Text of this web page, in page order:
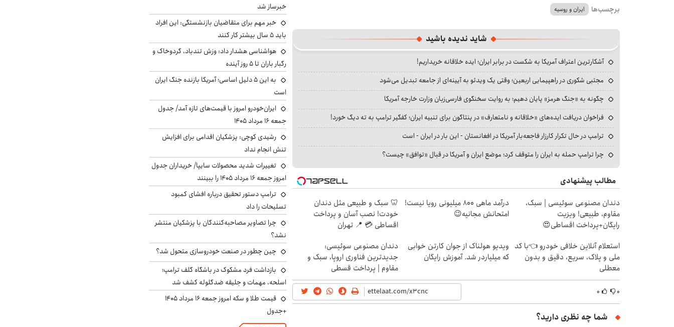
برچسب‌ها ایران و روسیه
شاید ندیده باشید
آشکارترین اعتراف آمریکا به شکست در برابر ایران؛ ایده خلاقانه خریداریم!
مجتبی شکوری در راهپیمایی اربعین؛ وقتی یک ویدئو به آیینه‌ای از جامعه تبدیل می‌شود
چگونه به «جنگ هرمز» پایان دهیم؛ به روایت سخنگوی فارسی‌زبان وزارت خارجه آمریکا
فراخوان دریافت ایده‌های «خلاقانه و نامتعارف» در پنتاگون برای تنبیه ایران؛ کفگیر ترامپ به ته دیگ خورد!
ترامپ در حال تکرار کارزار فاجعه‌بار آمریکا در افغانستان - این بار در ایران - است
چرا ترامپ حمله به ایران را متوقف کرد؛ موضع ایران و آمریکا در قبال «توافق» چیست؟
مطالب پیشنهادی
دندان مصنوعی سوئیسی | سبک،
مقاوم، طبیعی! ویزیت
رایگان+پرداخت اقساطی😍
درآمد ماهی 800 میلیونی رویا نیست!
امتحانش مجانیه😉
🦷 سبک و طبیعی مثل دندان
خودت! نصب آسان و پرداخت
اقساطی 💳 📍 تهران
استعلام آنلاین خلافی خودرو 👈با کد
ملی و پلاک، سریع، دقیق و بدون
معطلی
ویدیو هولناک از جوان کارتن خوابی
که میلیاردر شد. آموزش رایگان
دندان مصنوعی سوئیسی:
جدیدترین فناوری اروپا، سبک و
مقاوم | پرداخت قسطی
۰ ۰
شما چه نظری دارید؟
خبرساز شد
خبر مهم برای متقاضیان بازنشستگی: این افراد
باید ۵ سال بیشتر کار کنند
هواشناسی هشدار داد: وزش تندباد، گردوخاک و
رگبار باران تا ۵ روز آینده
به این ۵ دلیل اساسی؛ آمریکا بازنده جنگ ایران
است
ایران‌خودرو امروز با قیمت‌های تازه آمد/ جدول
جمعه ۱۶ مرداد ۱۴۰۵
رشیدی کوچی: پزشکیان اقدامی برای افزایش
تنش انجام نداد
تغییرات شدید محصولات سایپا/ خریداران جدول
امروز جمعه ۱۶ مرداد ۱۴۰۵ را ببینند
ترامپ دستور تحقیق درباره افشای کمبود
تسلیحات را داد
چرا تصاویر مصاحبه‌کنندگان با پزشکیان منتشر
نشد؟
چین چطور در صنعت خودروسازی متحول شد؟
بازداشت فرد مشکوک در باشگاه گلف ترامپ؛
اسلحه، مهمات و جلیقه ضدگلوله کشف شد
قیمت طلا و سکه امروز جمعه ۱۶ مرداد ۱۴۰۵
+جدول